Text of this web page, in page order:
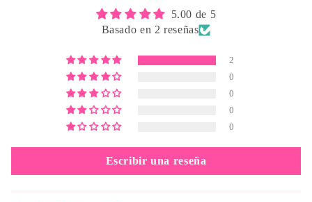
5.00 de 5
Basado en 2 reseñas
2
0
0
0
0
Escribir una reseña